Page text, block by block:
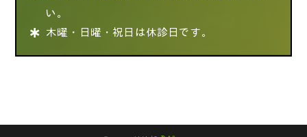
い。
木曜・日曜・祝日は休診日です。